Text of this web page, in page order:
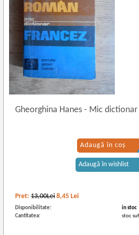
Gheorghina Hanes- Mic
Pret:13,00Lei 8,45 Lei
Disponibilitate:
in stoc
Cantitatea:
stoc
Adaugă în coș
Adaugă în wishlist